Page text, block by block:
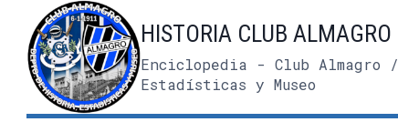
contenido
HISTORIA CLUB ALMAGRO
Enciclopedia - Club Almagro
Estadísticas y Museo